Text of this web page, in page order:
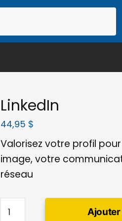
LinkedIn
44,95 $
Valorisez votre profil
image, votre
réseau
de
Ajouter